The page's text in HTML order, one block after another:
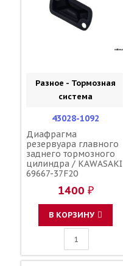
Разное - Тормозная
система
43028-1092
Диафрагма
резервуара главного
заднего тормозного
цилиндра / KAWASAKI
69667-37F20
1400 ₽
В КОРЗИНУ